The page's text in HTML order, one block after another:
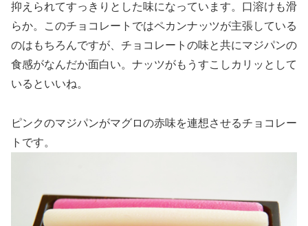
抑えられてすっきりとした味になっています。口溶けも滑
らか。このチョコレートではペカンナッツが主張している
のはもちろんですが、チョコレートの味と共にマジパンの
食感がなんだか面白い。ナッツがもうすこしカリッとして
いるといいね。
ピンクのマジパンがマグロの赤味を連想させるチョコレー
トです。